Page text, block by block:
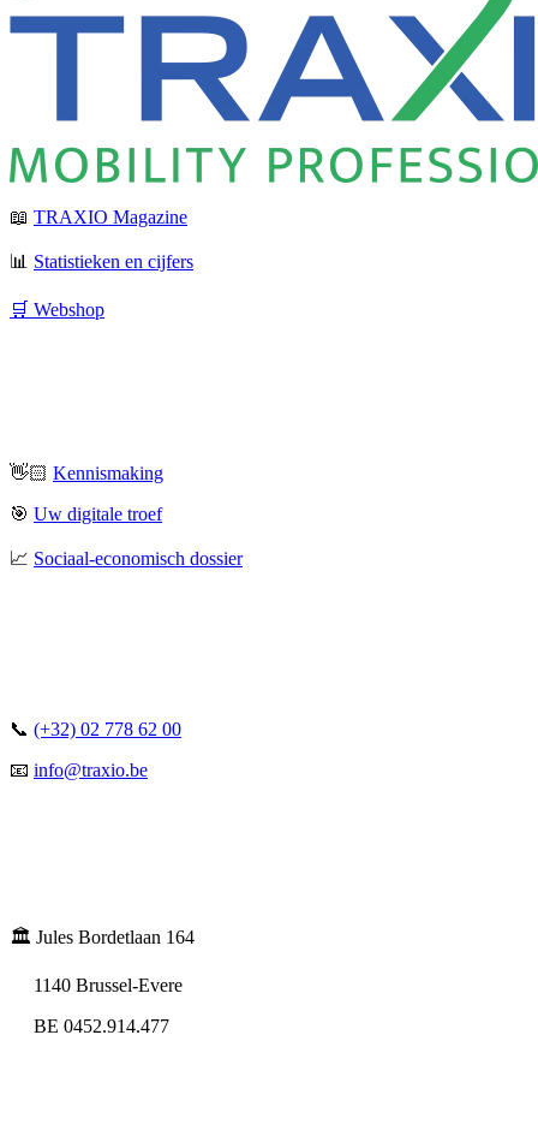
📖 TRAXIO Magazine
📊 Statistieken en cijfers
🛒 Webshop
👋🏻 Kennismaking
🎯 Uw digitale troef
📈 Sociaal-economisch dossier
📞 (+32) 02 778 62 00
📧 info@traxio.be
🏛️ Jules Bordetlaan 164
1140 Brussel-Evere
BE 0452.914.477